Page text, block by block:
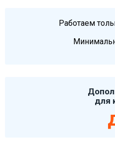
Работаем
для